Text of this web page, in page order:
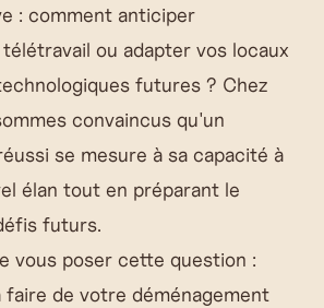
: comment anticiper
ou adapter vos locaux
futures ? Chez
convaincus qu'un
se mesure à sa capacité à
élan tout en préparant le
futurs.
vous poser cette question :
de votre déménagement